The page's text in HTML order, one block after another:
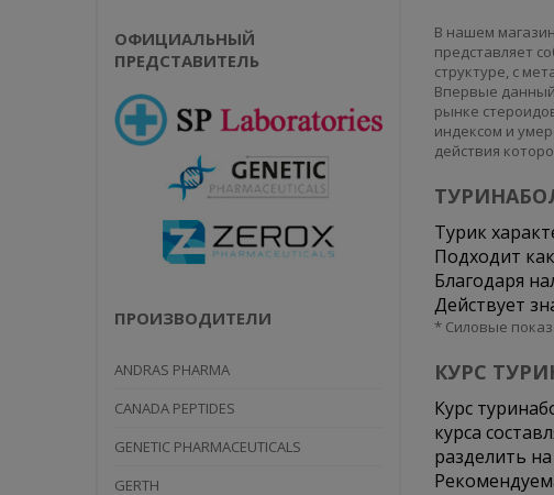
В нашем
представляет
структуре, с
Впервые
рынке
индексом и
действия
Турик
Подходит
Благодаря
Действует
* Силовые
КУРС
Курс
курса
разделить
ОФИЦИАЛЬНЫЙ
ПРЕДСТАВИТЕЛЬ
ПРОИЗВОДИТЕЛИ
ANDRAS PHARMA
CANADA PEPTIDES
GENETIC PHARMACEUTICALS
GERTH